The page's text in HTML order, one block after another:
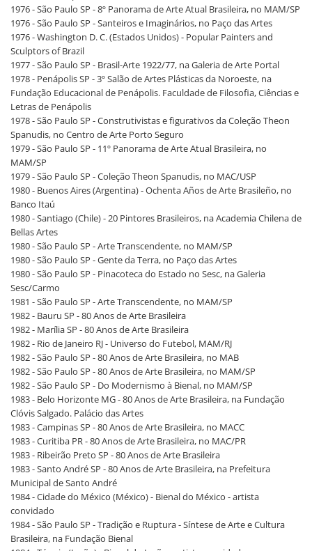
1976 - São Paulo SP - 8º Panorama de Arte Atual Brasileira, no MAM/SP
1976 - São Paulo SP - Santeiros e Imaginários, no Paço das Artes
1976 - Washington D. C. (Estados Unidos) - Popular Painters and
Sculptors of Brazil
1977 - São Paulo SP - Brasil-Arte 1922/77, na Galeria de Arte Portal
1978 - Penápolis SP - 3º Salão de Artes Plásticas da Noroeste, na
Fundação Educacional de Penápolis. Faculdade de Filosofia, Ciências e
Letras de Penápolis
1978 - São Paulo SP - Construtivistas e figurativos da Coleção Theon
Spanudis, no Centro de Arte Porto Seguro
1979 - São Paulo SP - 11º Panorama de Arte Atual Brasileira, no
MAM/SP
1979 - São Paulo SP - Coleção Theon Spanudis, no MAC/USP
1980 - Buenos Aires (Argentina) - Ochenta Años de Arte Brasileño, no
Banco Itaú
1980 - Santiago (Chile) - 20 Pintores Brasileiros, na Academia Chilena de
Bellas Artes
1980 - São Paulo SP - Arte Transcendente, no MAM/SP
1980 - São Paulo SP - Gente da Terra, no Paço das Artes
1980 - São Paulo SP - Pinacoteca do Estado no Sesc, na Galeria
Sesc/Carmo
1981 - São Paulo SP - Arte Transcendente, no MAM/SP
1982 - Bauru SP - 80 Anos de Arte Brasileira
1982 - Marília SP - 80 Anos de Arte Brasileira
1982 - Rio de Janeiro RJ - Universo do Futebol, MAM/RJ
1982 - São Paulo SP - 80 Anos de Arte Brasileira, no MAB
1982 - São Paulo SP - 80 Anos de Arte Brasileira, no MAM/SP
1982 - São Paulo SP - Do Modernismo à Bienal, no MAM/SP
1983 - Belo Horizonte MG - 80 Anos de Arte Brasileira, na Fundação
Clóvis Salgado. Palácio das Artes
1983 - Campinas SP - 80 Anos de Arte Brasileira, no MACC
1983 - Curitiba PR - 80 Anos de Arte Brasileira, no MAC/PR
1983 - Ribeirão Preto SP - 80 Anos de Arte Brasileira
1983 - Santo André SP - 80 Anos de Arte Brasileira, na Prefeitura
Municipal de Santo André
1984 - Cidade do México (México) - Bienal do México - artista
convidado
1984 - São Paulo SP - Tradição e Ruptura - Síntese de Arte e Cultura
Brasileira, na Fundação Bienal